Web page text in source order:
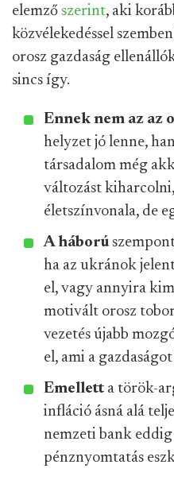
elemző szerint, aki
közvélekedéssel
orosz gazdaság
sincs így.
Ennek nem az az
helyzet jó lenne,
társadalom még
változást
életszínvonala, de
A háború
ha az ukránok
el, vagy annyira
motivált orosz
vezetés újabb
el, ami a
Emellett a török-
infláció ásná alá
nemzeti bank
pénznyomtatás